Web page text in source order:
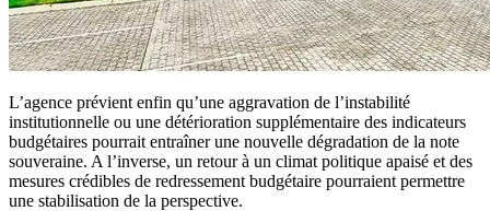
L’agence prévient enfin qu’une aggravation de l’instabilité
institutionnelle ou une détérioration supplémentaire des indicateurs
budgétaires pourrait entraîner une nouvelle dégradation de la note
souveraine. A l’inverse, un retour à un climat politique apaisé et des
mesures crédibles de redressement budgétaire pourraient permettre
une stabilisation de la perspective.